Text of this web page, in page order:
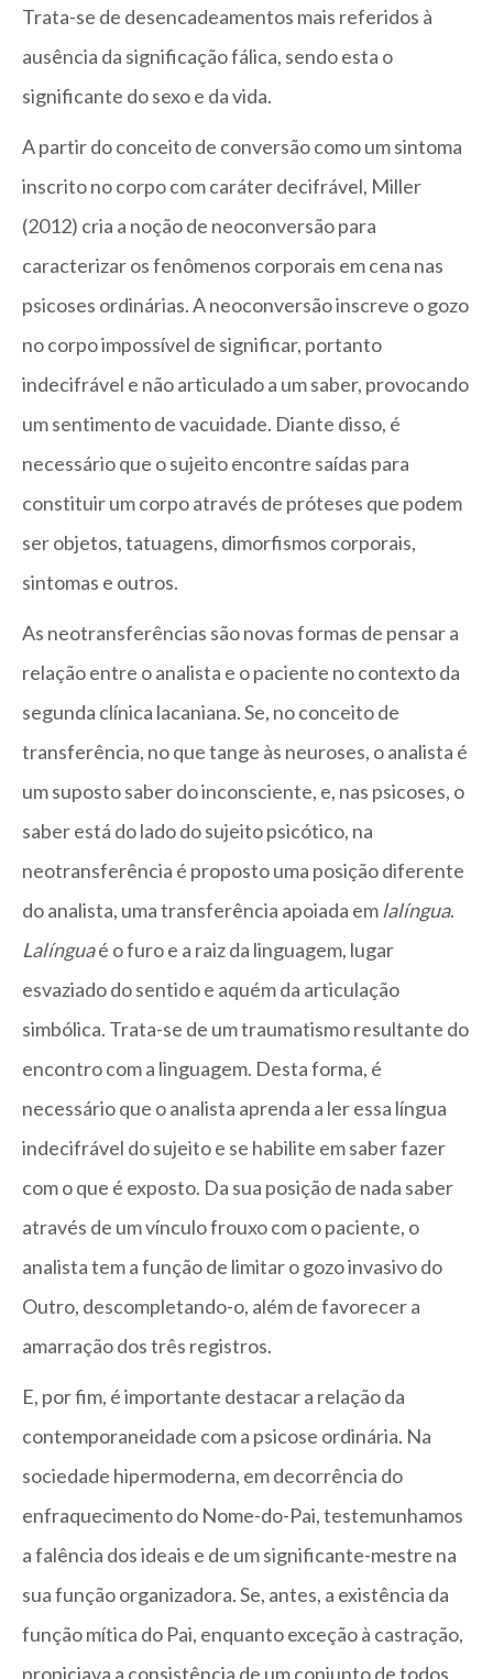
Trata-se de desencadeamentos mais referidos à
ausência da significação fálica, sendo esta o
significante do sexo e da vida.
A partir do conceito de conversão como um sintoma
inscrito no corpo com caráter decifrável, Miller
(2012) cria a noção de neoconversão para
caracterizar os fenômenos corporais em cena nas
psicoses ordinárias. A neoconversão inscreve o gozo
no corpo impossível de significar, portanto
indecifrável e não articulado a um saber, provocando
um sentimento de vacuidade. Diante disso, é
necessário que o sujeito encontre saídas para
constituir um corpo através de próteses que podem
ser objetos, tatuagens, dimorfismos corporais,
sintomas e outros.
As neotransferências são novas formas de pensar a
relação entre o analista e o paciente no contexto da
segunda clínica lacaniana. Se, no conceito de
transferência, no que tange às neuroses, o analista é
um suposto saber do inconsciente, e, nas psicoses, o
saber está do lado do sujeito psicótico, na
neotransferência é proposto uma posição diferente
do analista, uma transferência apoiada em lalíngua.
Lalínguaé o furo e a raiz da linguagem, lugar
esvaziado do sentido e aquém da articulação
simbólica. Trata-se de um traumatismo resultante do
encontro com a linguagem. Desta forma, é
necessário que o analista aprenda a ler essa língua
indecifrável do sujeito e se habilite em saber fazer
com o que é exposto. Da sua posição de nada saber
através de um vínculo frouxo com o paciente, o
analista tem a função de limitar o gozo invasivo do
Outro, descompletando-o, além de favorecer a
amarração dos três registros.
E, por fim, é importante destacar a relação da
contemporaneidade com a psicose ordinária. Na
sociedade hipermoderna, em decorrência do
enfraquecimento do Nome-do-Pai, testemunhamos
a falência dos ideais e de um significante-mestre na
sua função organizadora. Se, antes, a existência da
função mítica do Pai, enquanto exceção à castração,
propiciava a consistência de um conjunto de todos